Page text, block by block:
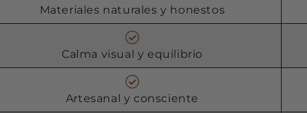
Materiales naturales y honestos
Calma visual y equilibrio
Artesanal y consciente